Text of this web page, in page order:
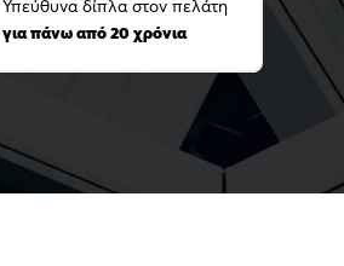
Υπεύθυνα δίπλα στον πελάτη
για πάνω από 20 χρόνια